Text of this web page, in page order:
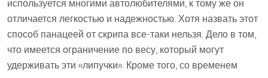
используется многими автолюбителями, к тому же он
отличается легкостью и надежностью. Хотя назвать этот
способ панацеей от скрипа все-таки нельзя. Дело в том,
что имеется ограничение по весу, который могут
удерживать эти «липучки». Кроме того, со временем